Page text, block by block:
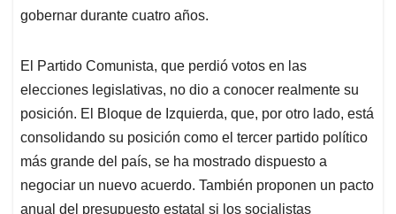
gobernar durante cuatro años.
El Partido Comunista, que perdió votos en las
elecciones legislativas, no dio a conocer realmente su
posición. El Bloque de Izquierda, que, por otro lado, está
consolidando su posición como el tercer partido político
más grande del país, se ha mostrado dispuesto a
negociar un nuevo acuerdo. También proponen un pacto
anual del presupuesto estatal si los socialistas